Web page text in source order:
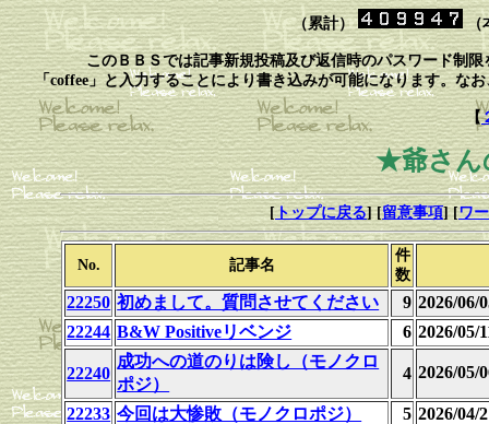
（累計） （
このＢＢＳでは記事新規投稿及び返信時のパスワード制
「coffee」と入力することにより書き込みが可能になります。な
【
★爺さん
[トップに戻る] [留意事項] [ワ
No. 記事名
件
数
22250 初めまして。質問させてください 9 2026/06/
22244 B&W Positiveリベンジ 6 2026/05/
22240
成功への道のりは険し（モノクロ
ポジ）
4 2026/05/
22233 今回は大惨敗（モノクロポジ） 5 2026/04/